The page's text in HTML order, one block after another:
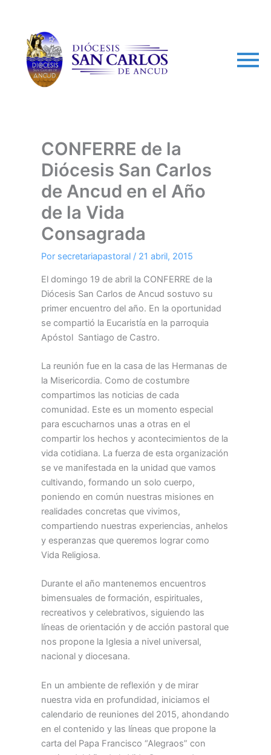
CONFERRE de la
Diócesis San Carlos
de Ancud en el Año
de la Vida
Consagrada
Por secretariapastoral / 21 abril, 2015
El domingo 19 de abril la CONFERRE de la
Diócesis San Carlos de Ancud sostuvo su
primer encuentro del año. En la oportunidad
se compartió la Eucaristía en la parroquia
Apóstol Santiago de Castro.
La reunión fue en la casa de las Hermanas de
la Misericordia. Como de costumbre
compartimos las noticias de cada
comunidad. Este es un momento especial
para escucharnos unas a otras en el
compartir los hechos y acontecimientos de la
vida cotidiana. La fuerza de esta organización
se ve manifestada en la unidad que vamos
cultivando, formando un solo cuerpo,
poniendo en común nuestras misiones en
realidades concretas que vivimos,
compartiendo nuestras experiencias, anhelos
y esperanzas que queremos lograr como
Vida Religiosa.
Durante el año mantenemos encuentros
bimensuales de formación, espirituales,
recreativos y celebrativos, siguiendo las
líneas de orientación y de acción pastoral que
nos propone la Iglesia a nivel universal,
nacional y diocesana.
En un ambiente de reflexión y de mirar
nuestra vida en profundidad, iniciamos el
calendario de reuniones del 2015, ahondando
en el contenido y las líneas que propone la
carta del Papa Francisco “Alegraos” con